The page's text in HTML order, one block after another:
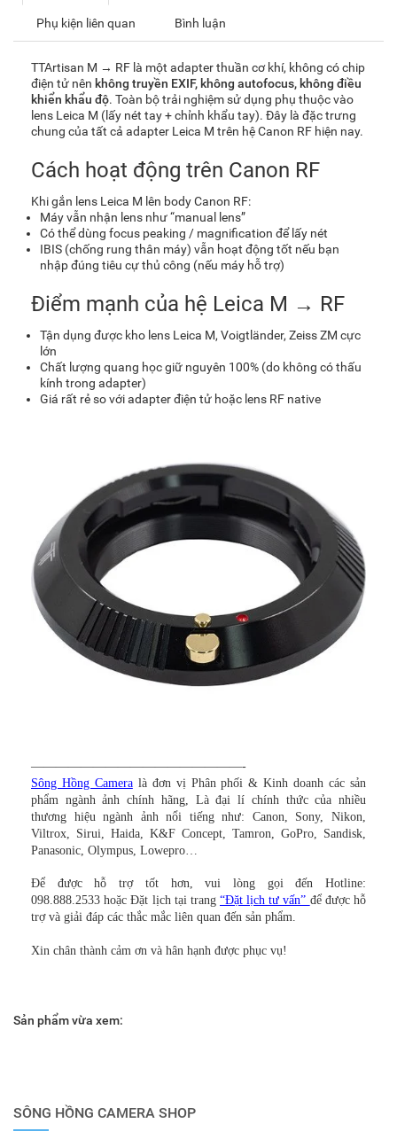
Phụ kiện liên quan Bình luận
TTArtisan M → RF là một adapter thuần cơ khí, không có chip
điện tử nên không truyền EXIF, không autofocus, không điều
khiển khẩu độ. Toàn bộ trải nghiệm sử dụng phụ thuộc vào
lens Leica M (lấy nét tay + chỉnh khẩu tay). Đây là đặc trưng
chung của tất cả adapter Leica M trên hệ Canon RF hiện nay.
Cách hoạt động trên Canon RF
Khi gắn lens Leica M lên body Canon RF:
Máy vẫn nhận lens như “manual lens”
Có thể dùng focus peaking / magnification để lấy nét
IBIS (chống rung thân máy) vẫn hoạt động tốt nếu bạn
nhập đúng tiêu cự thủ công (nếu máy hỗ trợ)
Điểm mạnh của hệ Leica M → RF
Tận dụng được kho lens Leica M, Voigtländer, Zeiss ZM cực
lớn
Chất lượng quang học giữ nguyên 100% (do không có thấu
kính trong adapter)
Giá rất rẻ so với adapter điện tử hoặc lens RF native
—————————————————-
Sông Hồng Cameralà đơn vị Phân phối & Kinh doanh các sản
phẩm ngành ảnh chính hãng, Là đại lí chính thức của nhiều
thương hiệu ngành ảnh nổi tiếng như: Canon, Sony, Nikon,
Viltrox, Sirui, Haida, K&F Concept, Tamron, GoPro, Sandisk,
Panasonic, Olympus, Lowepro…
Để được hỗ trợ tốt hơn, vui lòng gọi đến Hotline:
098.888.2533 hoặc Đặt lịch tại trang “Đặt lịch tư vấn” để được hỗ
trợ và giải đáp các thắc mắc liên quan đến sản phẩm.
Xin chân thành cảm ơn và hân hạnh được phục vụ!
Sản phẩm vừa xem:
SÔNG HỒNG CAMERA SHOP